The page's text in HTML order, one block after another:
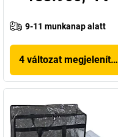
9-11 munkanap alatt
4 változat